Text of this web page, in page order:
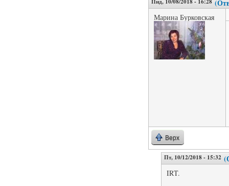
Марина Бурковская
Верх
Пт, 10/12/2018 - 15:32
IRT.